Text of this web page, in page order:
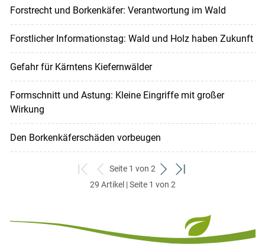
Forstrecht und Borkenkäfer: Verantwortung im Wald
Forstlicher Informationstag: Wald und Holz haben Zukunft
Gefahr für Kärntens Kiefernwälder
Formschnitt und Astung: Kleine Eingriffe mit großer
Wirkung
Den Borkenkäferschäden vorbeugen
zum
ersten
zurück
zum
Seite 1 von 2
weiter
zum
zum
29 Artikel | Seite 1 von 2